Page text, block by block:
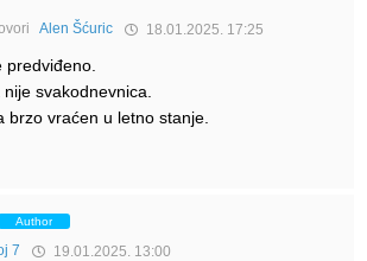
Alen Šćuric 18.01.2025. 17:25
predviđeno.
svakodnevnica.
brzo vraćen u letno stanje.
Author
7 19.01.2025. 13:00